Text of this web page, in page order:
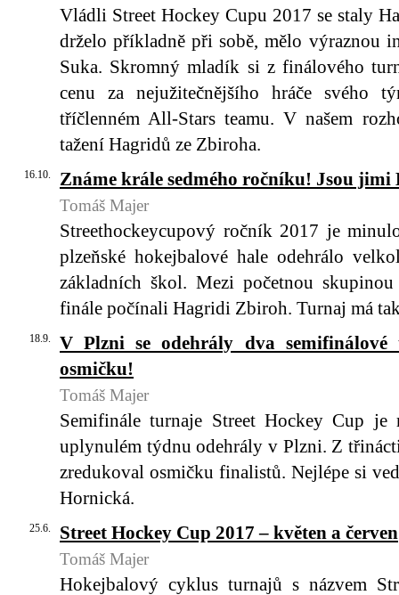
Vládli Street Hockey Cupu 2017 se staly
drželo příkladně při sobě, mělo výraznou
Suka. Skromný mladík si z finálového
cenu za nejužitečnějšího hráče svého
tříčlenném All-Stars teamu. V našem
tažení Hagridů ze Zbiroha.
16.10. Známe krále sedmého ročníku! Jsou
Tomáš Majer
Streethockeycupový ročník 2017 je
plzeňské hokejbalové hale odehrálo
základních škol. Mezi početnou
finále počínali Hagridi Zbiroh. Turnaj má
18.9.
V Plzni se odehrály dva semifinálové
osmičku!
Tomáš Majer
Semifinále turnaje Street Hockey Cup
uplynulém týdnu odehrály v Plzni. Z
zredukoval osmičku finalistů. Nejlépe si
Hornická.
25.6. Street Hockey Cup 2017 – květen a červen
Tomáš Majer
Hokejbalový cyklus turnajů s názvem